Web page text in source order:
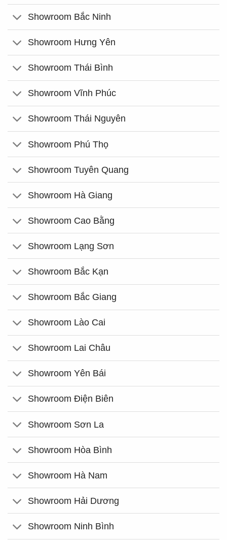
Showroom Bắc Ninh
Showroom Hưng Yên
Showroom Thái Bình
Showroom Vĩnh Phúc
Showroom Thái Nguyên
Showroom Phú Thọ
Showroom Tuyên Quang
Showroom Hà Giang
Showroom Cao Bằng
Showroom Lạng Sơn
Showroom Bắc Kạn
Showroom Bắc Giang
Showroom Lào Cai
Showroom Lai Châu
Showroom Yên Bái
Showroom Điện Biên
Showroom Sơn La
Showroom Hòa Bình
Showroom Hà Nam
Showroom Hải Dương
Showroom Ninh Bình